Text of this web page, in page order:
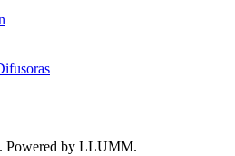
by LLUMM.